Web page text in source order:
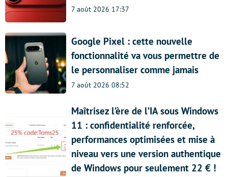
7 août 2026 17:37
Google Pixel : cette nouvelle
fonctionnalité va vous permettre de
le personnaliser comme jamais
7 août 2026 08:52
Maîtrisez l’ère de l’IA sous Windows
11 : confidentialité renforcée,
performances optimisées et mise à
niveau vers une version authentique
de Windows pour seulement 22 € !